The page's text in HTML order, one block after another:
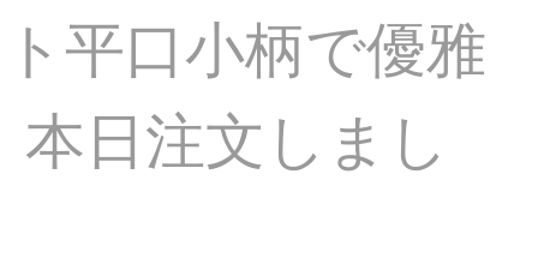
平口小柄で優雅
日注文しまし